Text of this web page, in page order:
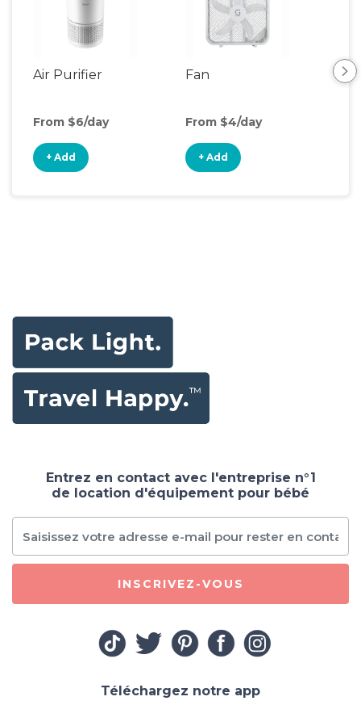
Air Purifier
From $6/day
+ Add
Fan
From $4/day
+ Add
Entrez en contact avec l'entreprise n°1
de location d'équipement pour bébé
INSCRIVEZ-VOUS
Téléchargez notre app